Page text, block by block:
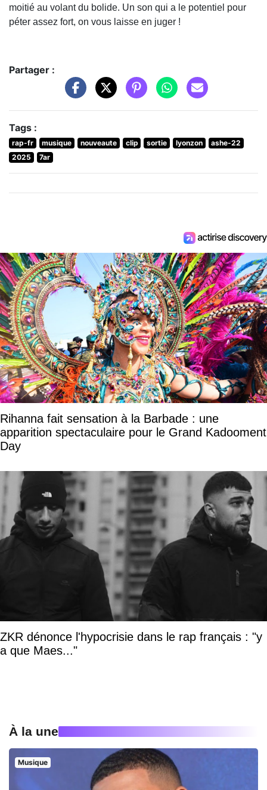
moitié au volant du bolide. Un son qui a le potentiel pour
péter assez fort, on vous laisse en juger !
Partager :
Tags :
rap-fr musique nouveaute clip sortie lyonzon
ashe-22
2025
7ar
Rihanna fait sensation à la Barbade : une
apparition spectaculaire pour le Grand Kadooment
Day
ZKR dénonce l'hypocrisie dans le rap français : "y
a que Maes..."
À la une
Musique